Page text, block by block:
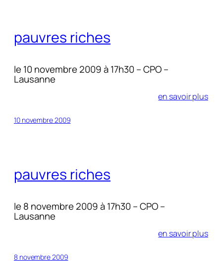
pauvres riches
le 10 novembre 2009 à 17h30 – CPO –
Lausanne
en savoir plus
10 novembre 2009
pauvres riches
le 8 novembre 2009 à 17h30 – CPO –
Lausanne
en savoir plus
8 novembre 2009